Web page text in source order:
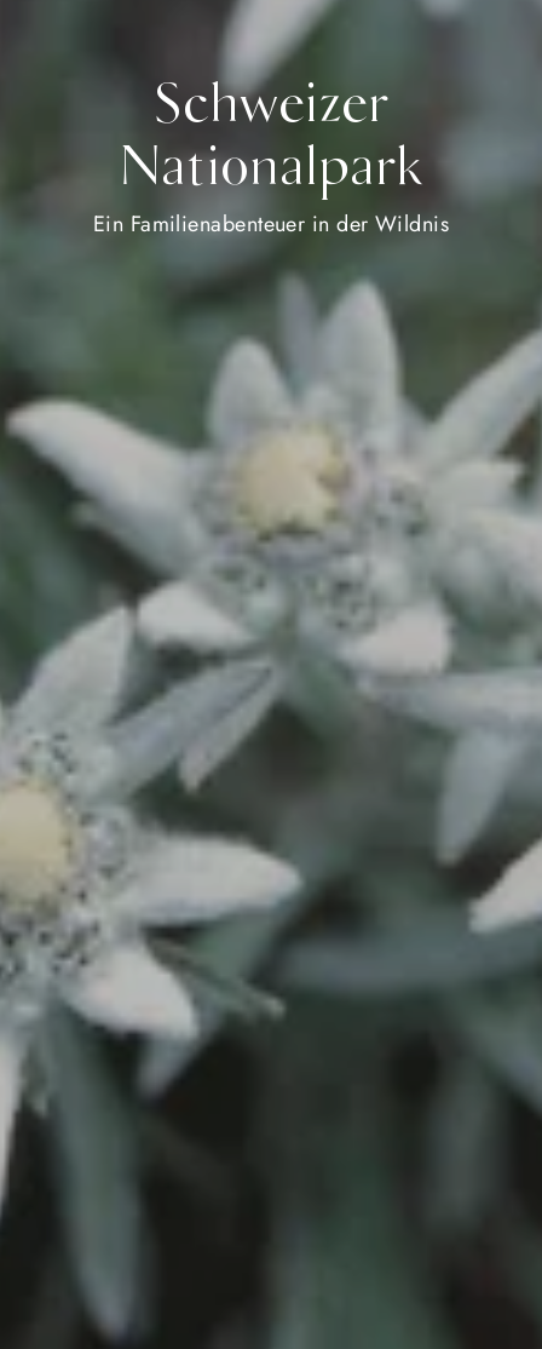
Schweizer
Nationalpark
Ein Familienabenteuer in der Wildnis